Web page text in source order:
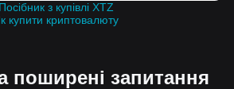
Посібник з купівлі XTZ
купити криптовалюту
поширені запитання